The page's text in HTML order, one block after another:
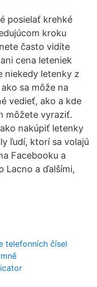
posielať krehké
kroku
často vidíte
cena leteniek
niekedy letenky z
sa môže na
vedieť, ako a kde
môžete vyraziť.
nakúpiť letenky
ľudí, ktorí sa volajú
Facebooku a
Lacno a ďalšími,
telefonních čísel